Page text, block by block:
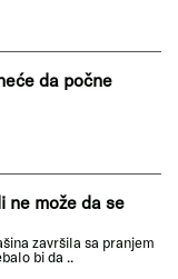
da počne
ne može da se
završila sa pranjem
bi da ..